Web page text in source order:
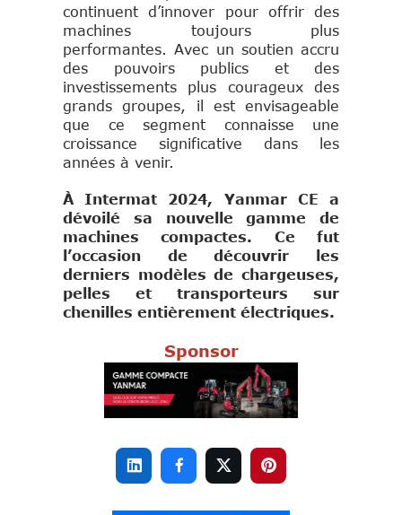
continuent d’innover pour offrir des
machines toujours plus
performantes. Avec un soutien accru
des pouvoirs publics et des
investissements plus courageux des
grands groupes, il est envisageable
que ce segment connaisse une
croissance significative dans les
années à venir.
À Intermat 2024, Yanmar CE a
dévoilé sa nouvelle gamme de
machines compactes. Ce fut
l’occasion de découvrir les
derniers modèles de chargeuses,
pelles et transporteurs sur
chenilles entièrement électriques.
Sponsor
   